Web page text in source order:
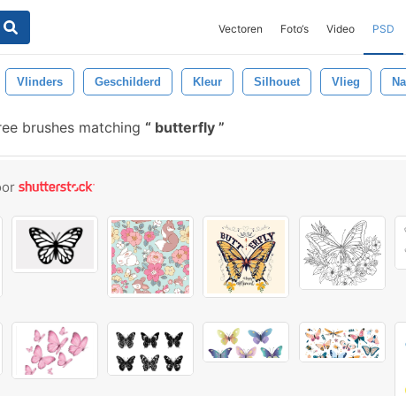
Vectoren Foto‘s Video PSD
Vlinders Geschilderd Kleur Silhouet Vlieg
brushes matching butterfly